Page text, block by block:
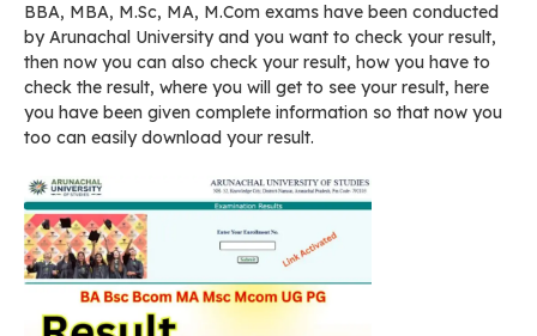
BBA, MBA, M.Sc, MA, M.Com exams have been conducted
by Arunachal University and you want to check your result,
then now you can also check your result, how you have to
check the result, where you will get to see your result, here
you have been given complete information so that now you
too can easily download your result.